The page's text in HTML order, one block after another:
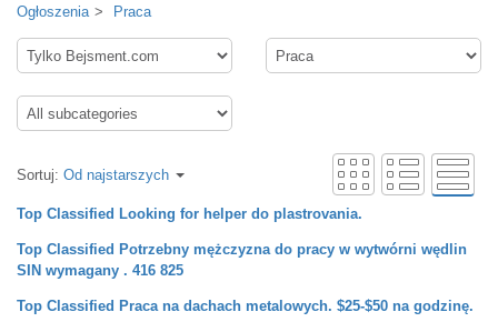
Ogłoszenia Praca
Sortuj: Od najstarszych
Top Classified Looking for helper do plastrovania.
Top Classified Potrzebny mężczyzna do pracy w wytwórni wędlin
SIN wymagany . 416 825
Top Classified Praca na dachach metalowych. $25-$50 na godzinę.